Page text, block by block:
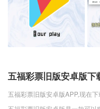
五福彩票旧版安卓版下
五福彩票旧版安卓版APP,现在